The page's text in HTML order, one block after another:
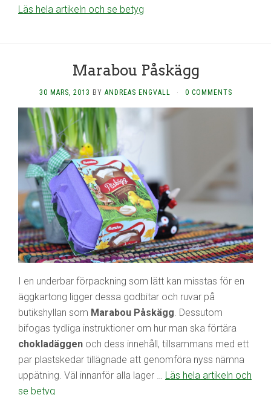
Läs hela artikeln och se betyg
Marabou Påskägg
30 MARS, 2013 BY ANDREAS ENGVALL · 0 COMMENTS
I en underbar förpackning som lätt kan misstas för en
äggkartong ligger dessa godbitar och ruvar på
butikshyllan som Marabou Påskägg. Dessutom
bifogas tydliga instruktioner om hur man ska förtära
chokladäggen och dess innehåll, tillsammans med ett
par plastskedar tillägnade att genomföra nyss nämna
uppätning. Väl innanför alla lager … Läs hela artikeln och
se betyg